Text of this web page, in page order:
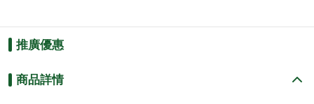
推廣優惠
商品詳情